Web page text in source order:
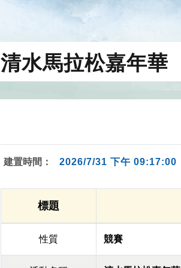
清水馬拉松嘉年華
建置時間： 2026/7/31 下午 09:17:00
標題
性質 競賽